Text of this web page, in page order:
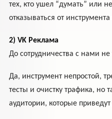
тех, кто ушел “думать” или
отказываться от
2) VK Реклама
До сотрудничества с нами не
Да, инструмент непростой,
тесты и очистку трафика,
аудитории, которые